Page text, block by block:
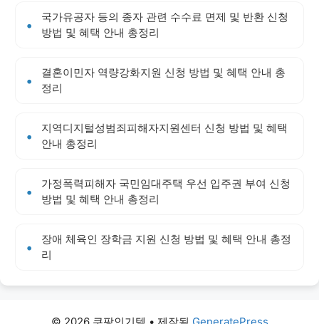
국가유공자 등의 종자 관련 수수료 면제 및 반환 신청
방법 및 혜택 안내 총정리
결혼이민자 역량강화지원 신청 방법 및 혜택 안내 총
정리
지역디지털성범죄피해자지원센터 신청 방법 및 혜택
안내 총정리
가정폭력피해자 국민임대주택 우선 입주권 부여 신청
방법 및 혜택 안내 총정리
장애 체육인 장학금 지원 신청 방법 및 혜택 안내 총정
리